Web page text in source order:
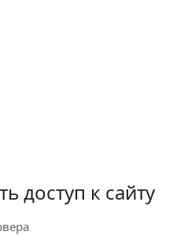
доступ к сайту